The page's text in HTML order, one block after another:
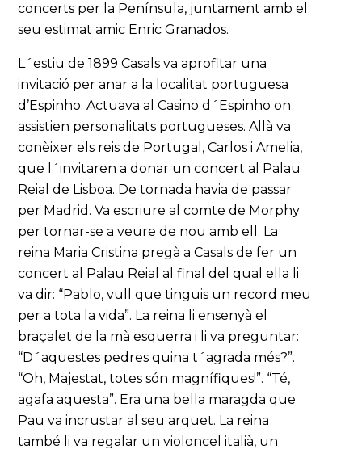
concerts per la Península, juntament amb el
seu estimat amic Enric Granados.
L´estiu de 1899 Casals va aprofitar una
invitació per anar a la localitat portuguesa
d’Espinho. Actuava al Casino d´Espinho on
assistien personalitats portugueses. Allà va
conèixer els reis de Portugal, Carlos i Amelia,
que l´invitaren a donar un concert al Palau
Reial de Lisboa. De tornada havia de passar
per Madrid. Va escriure al comte de Morphy
per tornar-se a veure de nou amb ell. La
reina Maria Cristina pregà a Casals de fer un
concert al Palau Reial al final del qual ella li
va dir: “Pablo, vull que tinguis un record meu
per a tota la vida”. La reina li ensenyà el
braçalet de la mà esquerra i li va preguntar:
“D´aquestes pedres quina t´agrada més?”.
“Oh, Majestat, totes són magnífiques!”. “Té,
agafa aquesta”. Era una bella maragda que
Pau va incrustar al seu arquet. La reina
també li va regalar un violoncel italià, un